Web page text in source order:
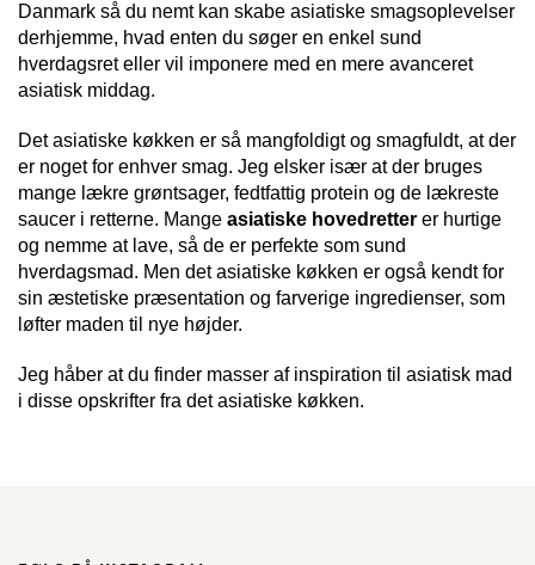
Danmark så du nemt kan skabe asiatiske smagsoplevelser
derhjemme, hvad enten du søger en enkel sund
hverdagsret eller vil imponere med en mere avanceret
asiatisk middag.
Det asiatiske køkken er så mangfoldigt og smagfuldt, at der
er noget for enhver smag. Jeg elsker især at der bruges
mange lækre grøntsager, fedtfattig protein og de lækreste
saucer i retterne. Mange asiatiske hovedretter er hurtige
og nemme at lave, så de er perfekte som sund
hverdagsmad. Men det asiatiske køkken er også kendt for
sin æstetiske præsentation og farverige ingredienser, som
løfter maden til nye højder.
Jeg håber at du finder masser af inspiration til asiatisk mad
i disse opskrifter fra det asiatiske køkken.